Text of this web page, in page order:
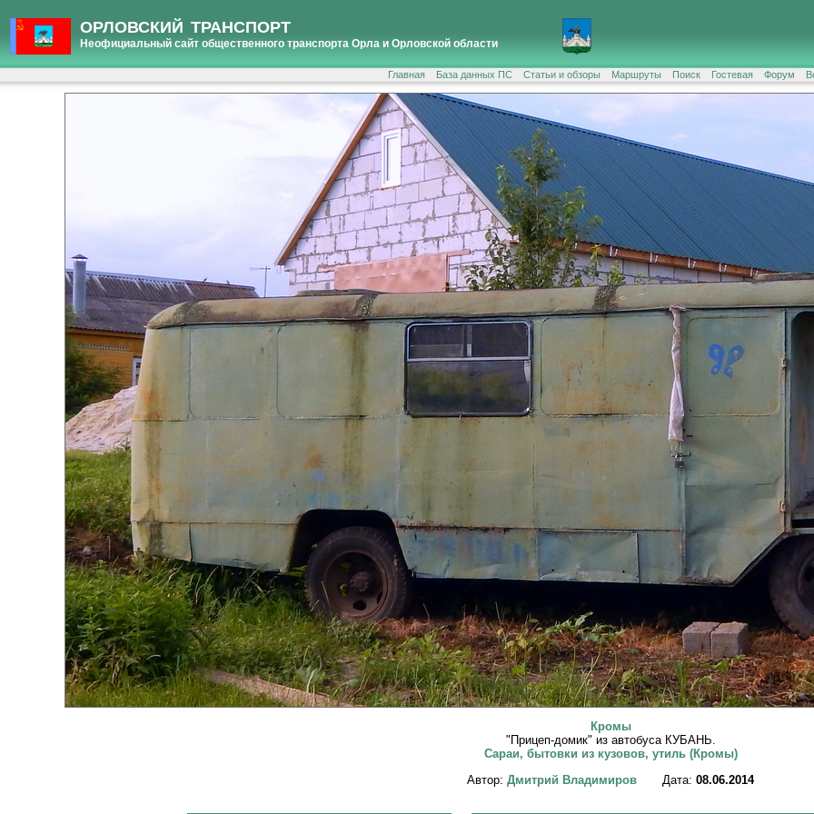
ОРЛОВСКИЙ ТРАНСПОРТ
Неофициальный сайт общественного транспорта Орла и Орловской области
Главная База данных ПС Статьи и обзоры Маршруты Поиск Гостевая Форум
Кромы
"Прицеп-домик" из автобуса КУБАНЬ.
Сараи, бытовки из кузовов, утиль (Кромы)
Автор: Дмитрий Владимиров Дата: 08.06.2014